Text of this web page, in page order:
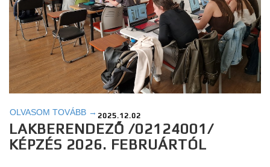
OLVASOM TOVÁBB → 2025.12.02
LAKBERENDEZŐ /02124001/
KÉPZÉS 2026. FEBRUÁRTÓL